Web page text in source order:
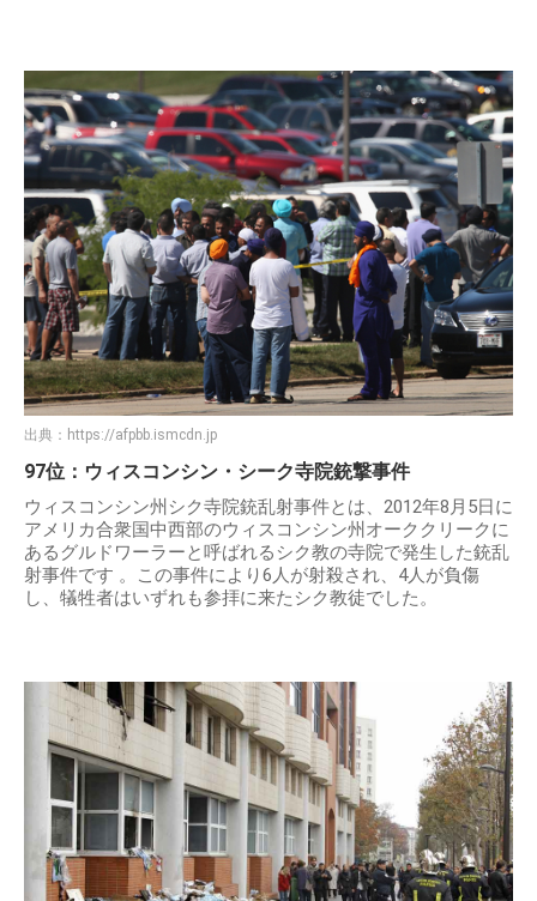
出典： https://afpbb.ismcdn.jp
97位：ウィスコンシン・シーク寺院銃撃事件
ウィスコンシン州シク寺院銃乱射事件とは、2012年8月5日に
アメリカ合衆国中西部のウィスコンシン州オーククリークに
あるグルドワーラーと呼ばれるシク教の寺院で発生した銃乱
射事件です 。この事件により6人が射殺され、4人が負傷
し、犠牲者はいずれも参拝に来たシク教徒でした。